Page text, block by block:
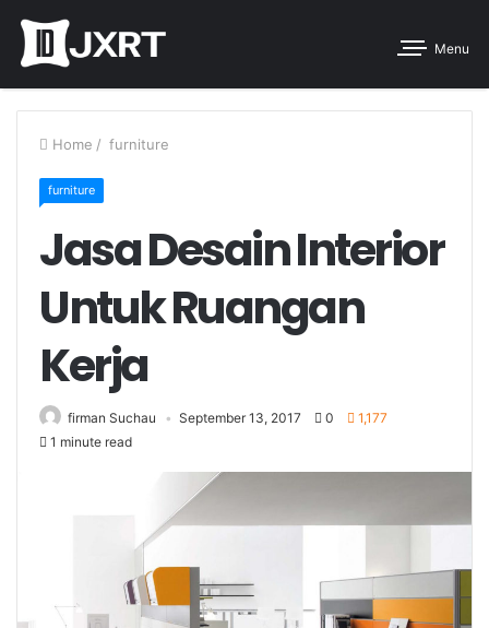
Menu
Home / furniture
furniture
Jasa Desain Interior
Untuk Ruangan
Kerja
firman Suchau September 13, 2017 0
1,177
1 minute read